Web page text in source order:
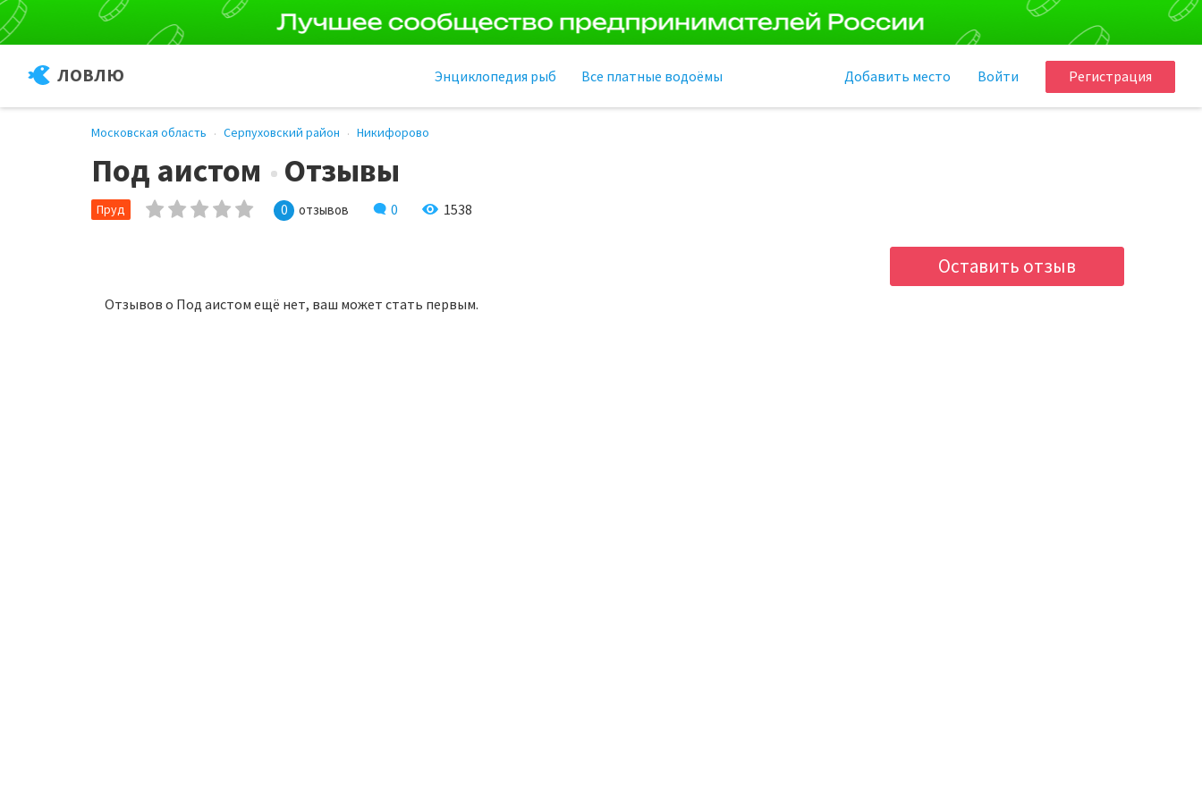
ЛОВЛЮ Регистрация
Войти
Добавить место
Энциклопедия рыб Все платные водоёмы
Московская область Серпуховский район Никифорово
Под аистом Отзывы
Пруд 0 отзывов 0 1538
Отзывов о Под аистом ещё нет, ваш может стать первым.
Оставить отзыв